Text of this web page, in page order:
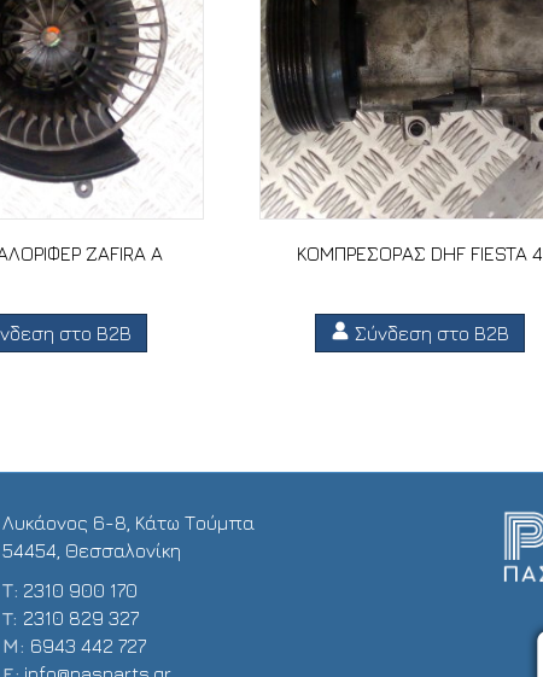
ZAFIRA A
στο B2B
ΚΟΜΠΡΕΣΟΡΑΣ DHF FIESTA 4
Σύνδεση στο B2B
Λυκάονος 6-8, Κάτω Τούμπα
54454, Θεσσαλονίκη
Τ: 2310 900 170
T: 2310 829 327
Μ: 6943 442 727